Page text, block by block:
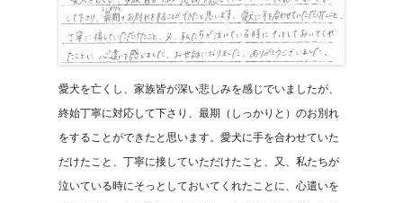
愛犬を亡くし、家族皆が深い悲しみを感じでいましたが、
終始丁寧に対応して下さり、最期（しっかりと）のお別れ
をすることができたと思います。愛犬に手を合わせていた
だけたこと、丁寧に接していただけたこと、又、私たちが
泣いている時にそっとしておいてくれたことに、心遣いを